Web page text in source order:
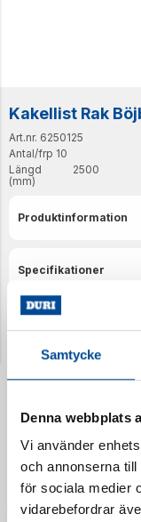
Samtycke
Denna webbplats
Vi använder
och annonserna
för sociala medier
vidarebefordrar
Kakellist Rak
Art.nr. 6250125
Antal/frp 10
Längd
(mm)
2500
Produktinformation
Specifikationer